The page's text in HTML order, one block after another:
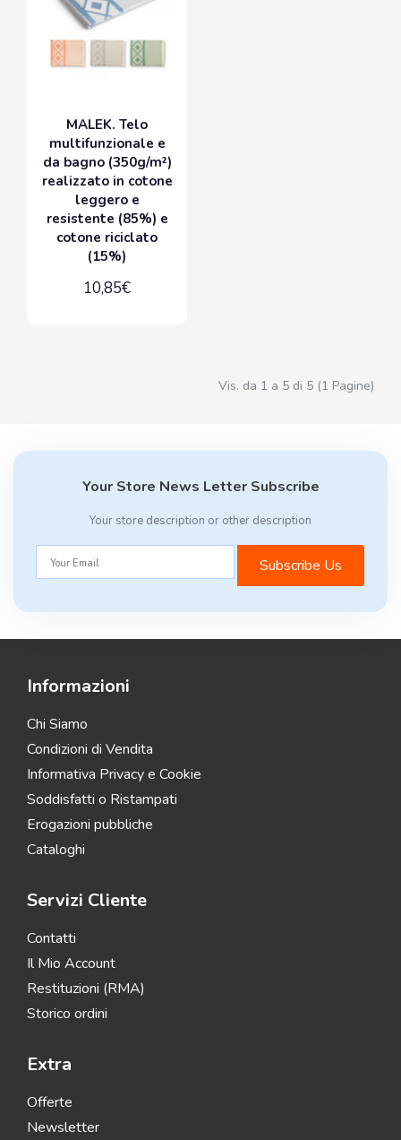
MALEK. Telo
multifunzionale e
da bagno (350g/m²)
realizzato in cotone
leggero e
resistente (85%) e
cotone riciclato
(15%)
10,85€
Vis. da 1 a 5 di 5 (1 Pagine)
Your Store News Letter Subscribe
Your store description or other description
Subscribe Us
Informazioni
Chi Siamo
Condizioni di Vendita
Informativa Privacy e Cookie
Soddisfatti o Ristampati
Erogazioni pubbliche
Cataloghi
Servizi Cliente
Contatti
Il Mio Account
Restituzioni (RMA)
Storico ordini
Extra
Offerte
Newsletter